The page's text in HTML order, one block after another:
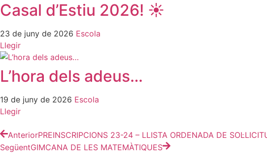
Casal d’Estiu 2026! ☀️
23 de juny de 2026 Escola
Llegir
L’hora dels adeus…
19 de juny de 2026 Escola
Llegir
AnteriorPREINSCRIPCIONS 23-24 – LLISTA ORDENADA DE
SegüentGIMCANA DE LES MATEMÀTIQUES